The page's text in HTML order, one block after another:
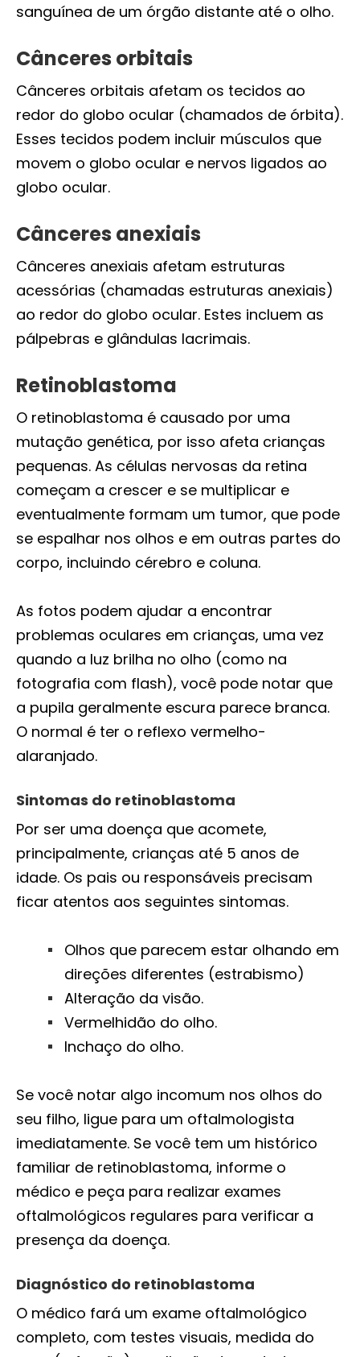
sanguínea de um órgão distante até o olho.
Cânceres orbitais
Cânceres orbitais afetam os tecidos ao
redor do globo ocular (chamados de órbita).
Esses tecidos podem incluir músculos que
movem o globo ocular e nervos ligados ao
globo ocular.
Cânceres anexiais
Cânceres anexiais afetam estruturas
acessórias (chamadas estruturas anexiais)
ao redor do globo ocular. Estes incluem as
pálpebras e glândulas lacrimais.
Retinoblastoma
O retinoblastoma é causado por uma
mutação genética, por isso afeta crianças
pequenas. As células nervosas da retina
começam a crescer e se multiplicar e
eventualmente formam um tumor, que pode
se espalhar nos olhos e em outras partes do
corpo, incluindo cérebro e coluna.
As fotos podem ajudar a encontrar
problemas oculares em crianças, uma vez
quando a luz brilha no olho (como na
fotografia com flash), você pode notar que
a pupila geralmente escura parece branca.
O normal é ter o reflexo vermelho-
alaranjado.
Sintomas do retinoblastoma
Por ser uma doença que acomete,
principalmente, crianças até 5 anos de
idade. Os pais ou responsáveis precisam
ficar atentos aos seguintes sintomas.
Olhos que parecem estar olhando em
direções diferentes (estrabismo)
Alteração da visão.
Vermelhidão do olho.
Inchaço do olho.
Se você notar algo incomum nos olhos do
seu filho, ligue para um oftalmologista
imediatamente. Se você tem um histórico
familiar de retinoblastoma, informe o
médico e peça para realizar exames
oftalmológicos regulares para verificar a
presença da doença.
Diagnóstico do retinoblastoma
O médico fará um exame oftalmológico
completo, com testes visuais, medida do